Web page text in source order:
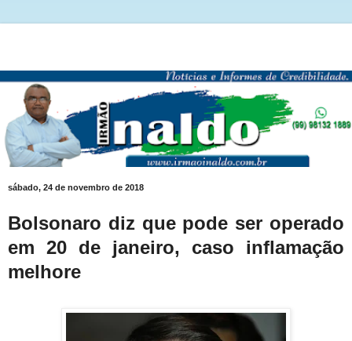
sábado, 24 de novembro de 2018
Bolsonaro diz que pode ser operado
em 20 de janeiro, caso inflamação
melhore